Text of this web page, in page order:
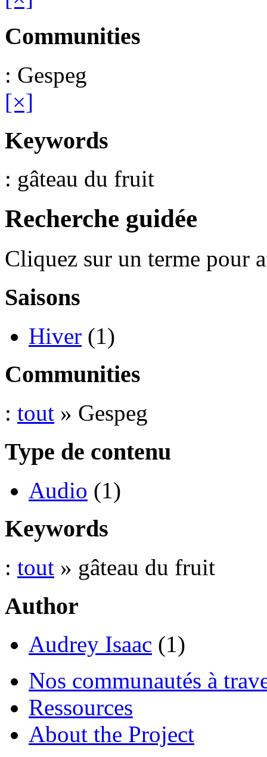
Communities
: Gespeg
[×]
Keywords
: gâteau du fruit
Recherche guidée
Cliquez sur un terme pour
Saisons
Hiver (1)
Communities
: tout » Gespeg
Type de contenu
Audio (1)
Keywords
: tout » gâteau du fruit
Author
Audrey Isaac (1)
Nos communautés à
Ressources
About the Project